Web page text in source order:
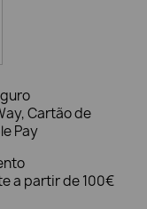
Cartão de
Pay
a partir de 100€